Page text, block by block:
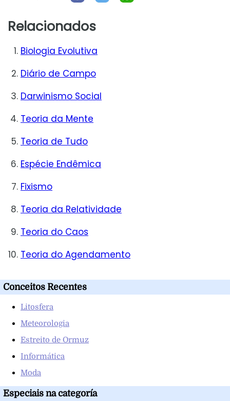
Relacionados
Biologia Evolutiva
Diário de Campo
Darwinismo Social
Teoria da Mente
Teoria de Tudo
Espécie Endêmica
Fixismo
Teoria da Relatividade
Teoria do Caos
Teoria do Agendamento
Conceitos Recentes
Litosfera
Meteorologia
Estreito de Ormuz
Informática
Moda
Especiais na categoría